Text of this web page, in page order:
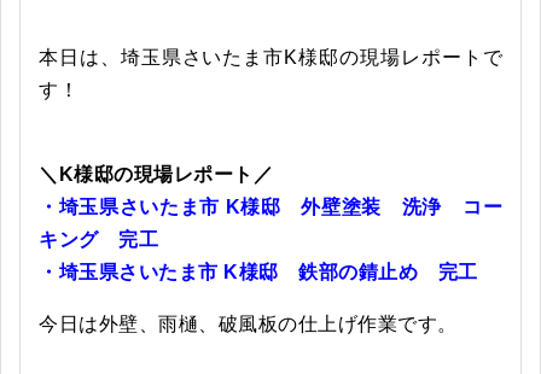
本日は、埼玉県さいたま市K様邸の現場レポートで
す！
＼K様邸の現場レポート／
・埼玉県さいたま市 K様邸 外壁塗装 洗浄 コー
キング 完工
・埼玉県さいたま市 K様邸 鉄部の錆止め 完工
今日は外壁、雨樋、破風板の仕上げ作業です。